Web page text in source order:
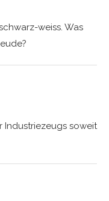
weiss. Was
Industriezeugs soweit